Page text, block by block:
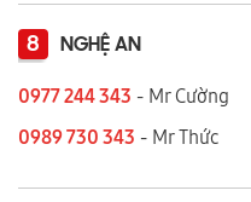
8 NGHỆ AN
0977 244 343 - Mr Cường
0989 730 343 - Mr Thức